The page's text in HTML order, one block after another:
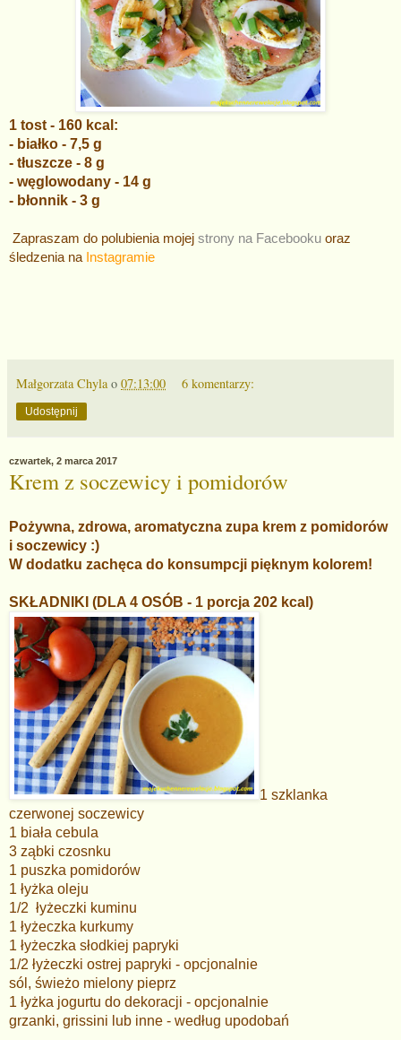
1 tost - 160 kcal:
- białko - 7,5 g
- tłuszcze - 8 g
- węglowodany - 14 g
- błonnik - 3 g
Zapraszam do polubienia mojej strony na Facebooku oraz
śledzenia na Instagramie
Małgorzata Chyla o 07:13:00 6 komentarzy:
Udostępnij
czwartek, 2 marca 2017
Krem z soczewicy i pomidorów
Pożywna, zdrowa, aromatyczna zupa krem z pomidorów
i soczewicy :)
W dodatku zachęca do konsumpcji pięknym kolorem!
SKŁADNIKI (DLA 4 OSÓB - 1 porcja 202 kcal)
1 szklanka
czerwonej soczewicy
1 biała cebula
3 ząbki czosnku
1 puszka pomidorów
1 łyżka oleju
1/2 łyżeczki kuminu
1 łyżeczka kurkumy
1 łyżeczka słodkiej papryki
1/2 łyżeczki ostrej papryki - opcjonalnie
sól, świeżo mielony pieprz
1 łyżka jogurtu do dekoracji - opcjonalnie
grzanki, grissini lub inne - według upodobań